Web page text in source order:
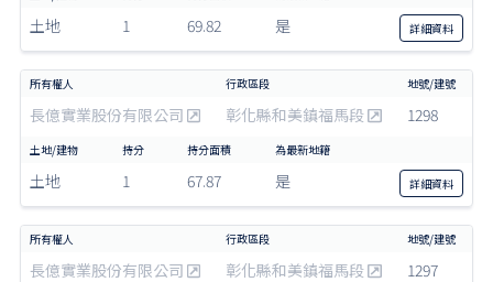
土地 1 69.82 是 詳細資料
長億實業股份有限公司 彰化縣和美鎮福馬段 1298
土地 1 67.87 是 詳細資料
長億實業股份有限公司 彰化縣和美鎮福馬段 1297